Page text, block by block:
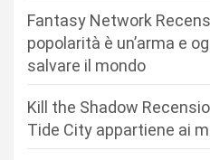
Fantasy Network
popolarità è un’arma e
salvare il mondo
Kill the Shadow
Tide City appartiene ai